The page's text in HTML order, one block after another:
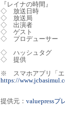
『レイナの時間』
◇ 放送日時 ： 5
◇ 放送局 ： FM
◇ 出演者 ：
◇ ゲスト ：
◇ プロデューサー
◇ ハッシュタグ
◇ 提供 ： アト
※ スマホアプリ
https://
提供元： valuepressプ